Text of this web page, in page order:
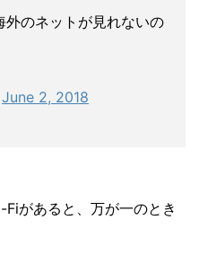
のネットが見れないの
June 2, 2018
があると、万が一のとき